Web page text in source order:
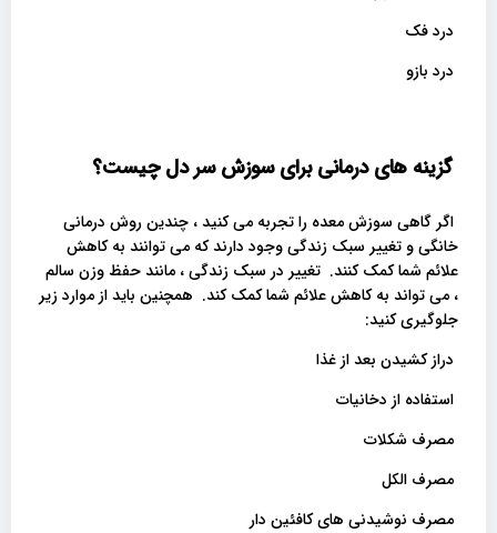
درد فک
درد بازو
گزینه های درمانی برای سوزش سر دل چیست؟
اگر گاهی سوزش معده را تجربه می کنید ، چندین روش درمانی
خانگی و تغییر سبک زندگی وجود دارند که می توانند به کاهش
علائم شما کمک کنند. تغییر در سبک زندگی ، مانند حفظ وزن سالم
، می تواند به کاهش علائم شما کمک کند. همچنین باید از موارد زیر
جلوگیری کنید:
دراز کشیدن بعد از غذا
استفاده از دخانیات
مصرف شکلات
مصرف الکل
مصرف نوشیدنی های کافئین دار